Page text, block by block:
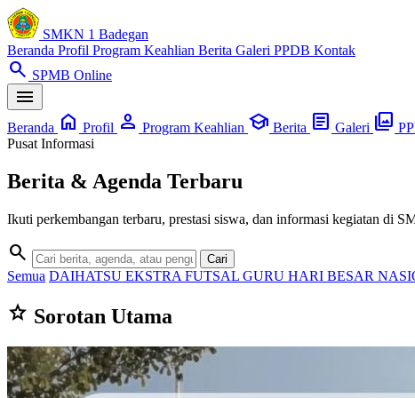
SMKN 1 Badegan
Beranda Profil Program Keahlian Berita Galeri PPDB Kontak
search SPMB Online
menu
Beranda home Profil person Program Keahlian school Berita article Galeri photo_library
Pusat Informasi
Berita & Agenda Terbaru
Ikuti perkembangan terbaru, prestasi siswa, dan informasi kegiatan di
search Cari
Semua DAIHATSU EKSTRA FUTSAL GURU HARI BESAR
star Sorotan Utama